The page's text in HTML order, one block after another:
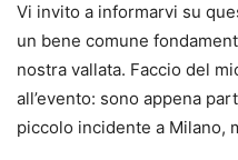
Vi invito a informarvi su
un bene comune
nostra vallata. Faccio del
all’evento: sono appena
piccolo incidente a Milano,